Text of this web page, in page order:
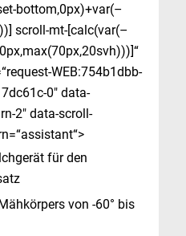
bottom,0px)+var(–
scroll-mt-[calc(var(–
WEB:754b1dbb-
0″ data-
2″ data-scroll-
für den
von -60° bis